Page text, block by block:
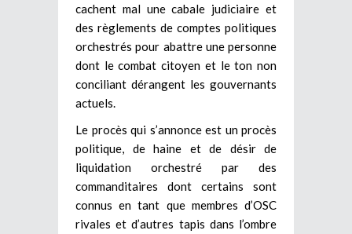
cachent mal une cabale judiciaire et
des règlements de comptes politiques
orchestrés pour abattre une personne
dont le combat citoyen et le ton non
conciliant dérangent les gouvernants
actuels.
Le procès qui s’annonce est un procès
politique, de haine et de désir de
liquidation orchestré par des
commanditaires dont certains sont
connus en tant que membres d’OSC
rivales et d’autres tapis dans l’ombre